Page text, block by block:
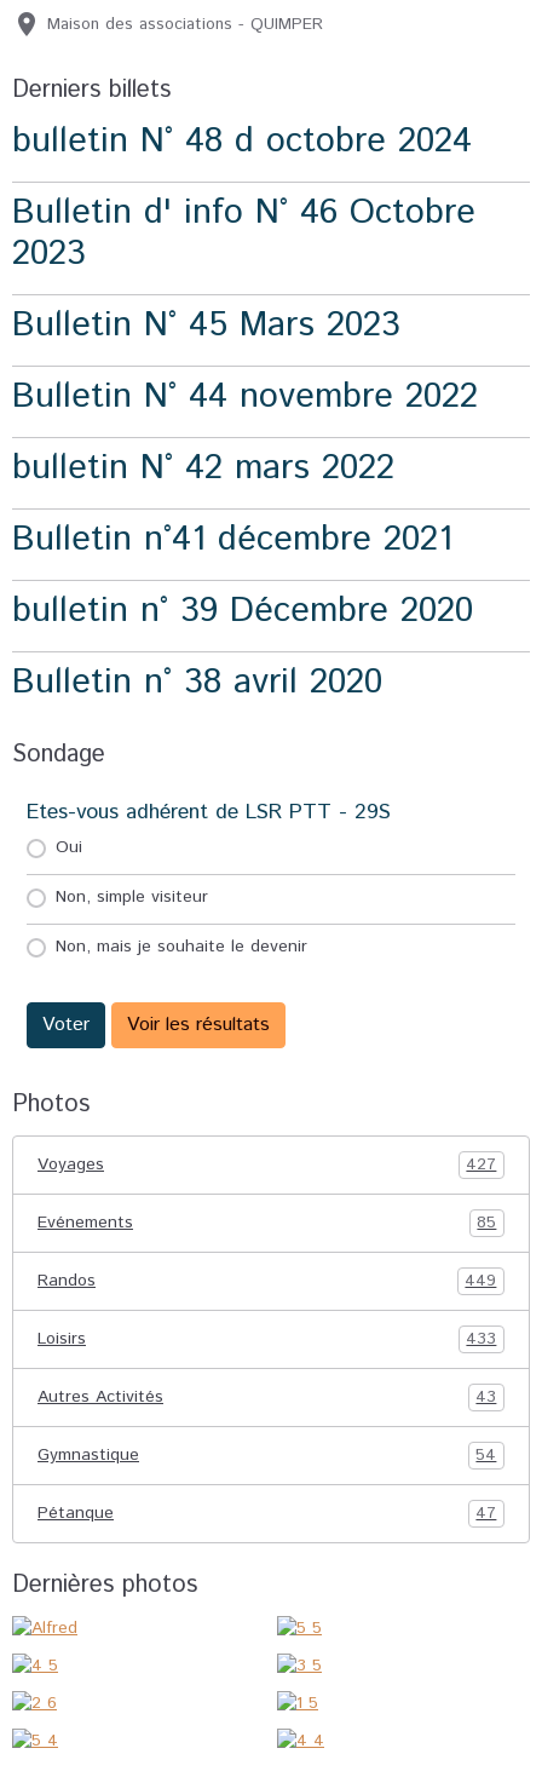
Maison des associations - QUIMPER
Derniers billets
bulletin N° 48 d octobre 2024
Bulletin d' info N° 46 Octobre
2023
Bulletin N° 45 Mars 2023
Bulletin N° 44 novembre 2022
bulletin N° 42 mars 2022
Bulletin n°41 décembre 2021
bulletin n° 39 Décembre 2020
Bulletin n° 38 avril 2020
Sondage
Etes-vous adhérent de LSR PTT - 29S
Oui
Non, simple visiteur
Non, mais je souhaite le devenir
Voter Voir les résultats
Photos
Voyages 427
Evénements 85
Randos 449
Loisirs 433
Autres Activités 43
Gymnastique 54
Pétanque 47
Dernières photos